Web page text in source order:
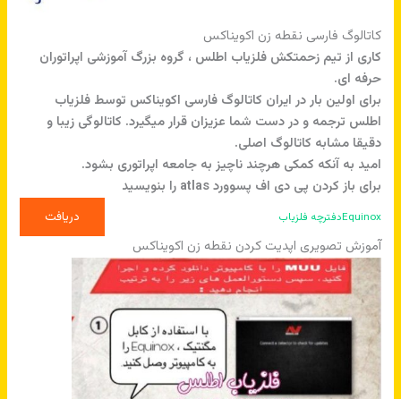
کاتالوگ فارسی نقطه زن اکویناکس
کاری از تیم زحمتکش فلزیاب اطلس ، گروه بزرگ آموزشی اپراتوران
حرفه ای.
برای اولین بار در ایران کاتالوگ فارسی اکویناکس توسط فلزیاب
اطلس ترجمه و در دست شما عزیزان قرار میگیرد. کاتالوگی زیبا و
دقیقا مشابه کاتالوگ اصلی.
امید به آنکه کمکی هرچند ناچیز به جامعه اپراتوری بشود.
برای باز کردن پی دی اف پسوورد atlas را بنویسید
Equinoxدفترچه فلزیاب دریافت
آموزش تصویری اپدیت کردن نقطه زن اکویناکس